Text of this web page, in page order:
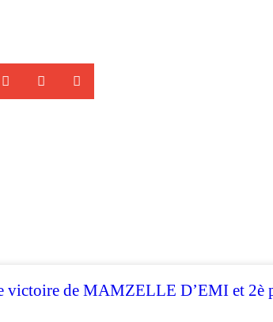
victoire de MAMZELLE D’EMI et